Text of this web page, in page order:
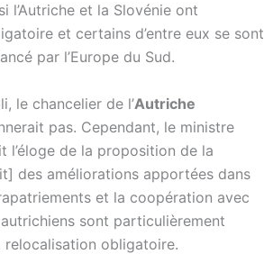
l’Autriche et la Slovénie ont
et certains d’entre eux se sont
par l’Europe du Sud.
le chancelier de l’Autriche
pas. Cependant, le ministre
l’éloge de la proposition de la
des améliorations apportées dans
et la coopération avec
sont particulièrement
relocalisation obligatoire.